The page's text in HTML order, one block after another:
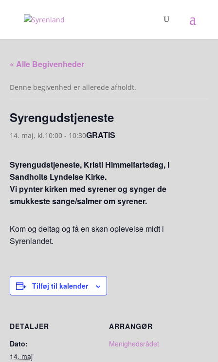
« Alle Begivenheder
Denne begivenhed er allerede afholdt.
Syrengudstjeneste
14. maj, kl.10:00 - 10:30GRATIS
Syrengudstjeneste, Kristi Himmelfartsdag, i
Sandholts Lyndelse Kirke.
Vi pynter kirken med syrener og synger de
smukkeste sange/salmer om syrener.
Kom og deltag og få en skøn oplevelse midt i
Syrenlandet.
Tilføj til kalender
DETALJER
Dato:
14. maj
ARRANGØR
Menighedsrådet